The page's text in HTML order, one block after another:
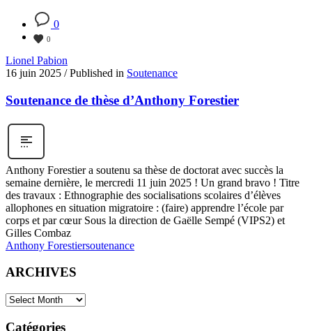
0
0
Lionel Pabion
16 juin 2025 / Published in Soutenance
Soutenance de thèse d’Anthony Forestier
Anthony Forestier a soutenu sa thèse de doctorat avec succès la
semaine dernière, le mercredi 11 juin 2025 ! Un grand bravo ! Titre
des travaux : Ethnographie des socialisations scolaires d’élèves
allophones en situation migratoire : (faire) apprendre l’école par
corps et par cœur Sous la direction de Gaëlle Sempé (VIPS2) et
Gilles Combaz
Anthony Forestiersoutenance
ARCHIVES
Catégories